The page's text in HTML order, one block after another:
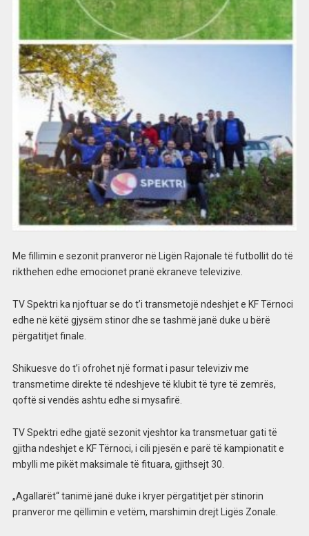
Me fillimin e sezonit pranveror në Ligën Rajonale të futbollit do të
rikthehen edhe emocionet pranë ekraneve televizive.
TV Spektri ka njoftuar se do t’i transmetojë ndeshjet e KF Tërnoci
edhe në këtë gjysëm stinor dhe se tashmë janë duke u bërë
përgatitjet finale.
Shikuesve do t’i ofrohet një format i pasur televiziv me
transmetime direkte të ndeshjeve të klubit të tyre të zemrës,
qoftë si vendës ashtu edhe si mysafirë.
TV Spektri edhe gjatë sezonit vjeshtor ka transmetuar gati të
gjitha ndeshjet e KF Tërnoci, i cili pjesën e parë të kampionatit e
mbylli me pikët maksimale të fituara, gjithsejt 30.
„Agallarët“ tanimë janë duke i kryer përgatitjet për stinorin
pranveror me qëllimin e vetëm, marshimin drejt Ligës Zonale.